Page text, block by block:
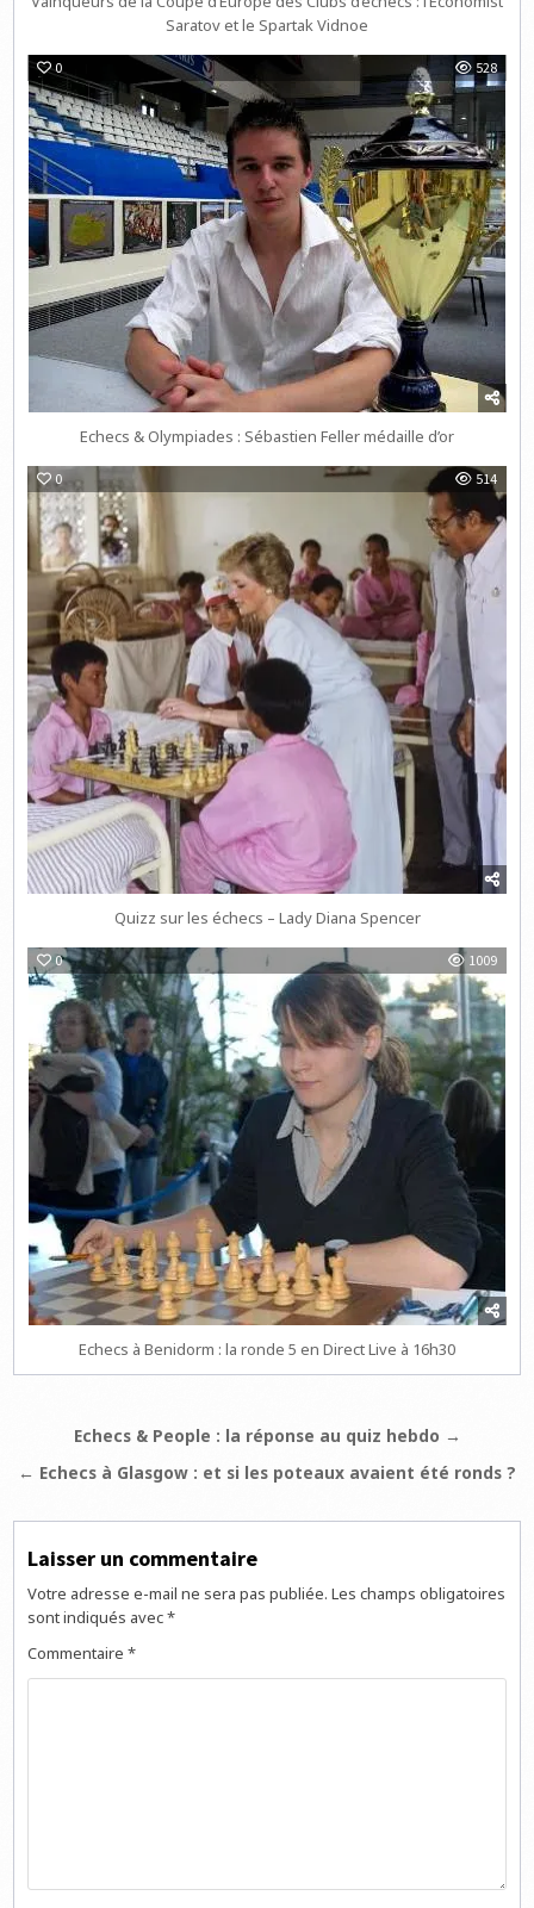
Saratov et le Spartak Vidnoe
0 528
Echecs & Olympiades : Sébastien Feller médaille d’or
0 514
Quizz sur les échecs – Lady Diana Spencer
0 1009
Echecs à Benidorm : la ronde 5 en Direct Live à 16h30
Navigation
de
Echecs & People : la réponse au quiz hebdo →
← Echecs à Glasgow : et si les poteaux avaient été ronds ?
Laisser un commentaire
Votre adresse e-mail ne sera pas publiée. Les champs obligatoires
sont indiqués avec*
Commentaire*